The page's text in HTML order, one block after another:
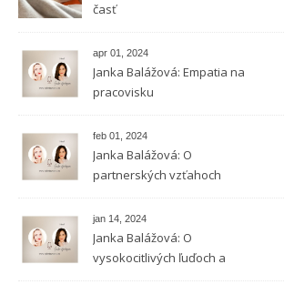
časť
apr 01, 2024
Janka Balážová: Empatia na
pracovisku
feb 01, 2024
Janka Balážová: O
partnerských vzťahoch
jan 14, 2024
Janka Balážová: O
vysokocitlivých ľuďoch a